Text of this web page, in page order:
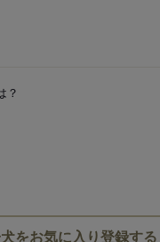
？
をお気に入り登録する